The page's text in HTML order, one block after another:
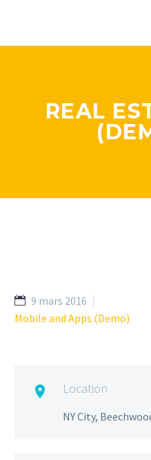
REAL
9 mars 2016
Mobile and Apps (Demo)
 Location
NY City,